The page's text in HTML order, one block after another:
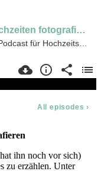
ihn noch vor sich)
zu erzählen. Unter